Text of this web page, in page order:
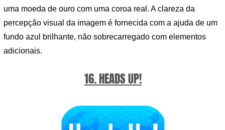
uma moeda de ouro com uma coroa real. A clareza da
percepção visual da imagem é fornecida com a ajuda de um
fundo azul brilhante, não sobrecarregado com elementos
adicionais.
16. HEADS UP!